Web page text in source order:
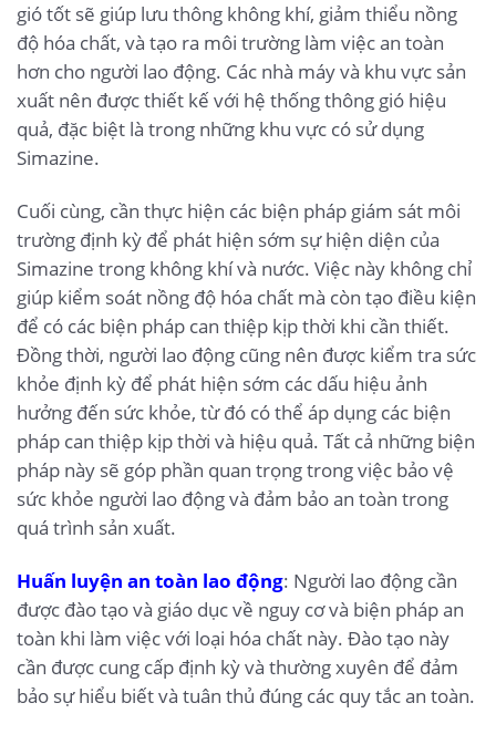
gió tốt sẽ giúp lưu thông không khí, giảm thiểu nồng
độ hóa chất, và tạo ra môi trường làm việc an toàn
hơn cho người lao động. Các nhà máy và khu vực sản
xuất nên được thiết kế với hệ thống thông gió hiệu
quả, đặc biệt là trong những khu vực có sử dụng
Simazine.
Cuối cùng, cần thực hiện các biện pháp giám sát môi
trường định kỳ để phát hiện sớm sự hiện diện của
Simazine trong không khí và nước. Việc này không chỉ
giúp kiểm soát nồng độ hóa chất mà còn tạo điều kiện
để có các biện pháp can thiệp kịp thời khi cần thiết.
Đồng thời, người lao động cũng nên được kiểm tra sức
khỏe định kỳ để phát hiện sớm các dấu hiệu ảnh
hưởng đến sức khỏe, từ đó có thể áp dụng các biện
pháp can thiệp kịp thời và hiệu quả. Tất cả những biện
pháp này sẽ góp phần quan trọng trong việc bảo vệ
sức khỏe người lao động và đảm bảo an toàn trong
quá trình sản xuất.
Huấn luyện an toàn lao động: Người lao động cần
được đào tạo và giáo dục về nguy cơ và biện pháp an
toàn khi làm việc với loại hóa chất này. Đào tạo này
cần được cung cấp định kỳ và thường xuyên để đảm
bảo sự hiểu biết và tuân thủ đúng các quy tắc an toàn.